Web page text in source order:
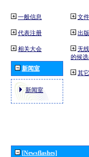
一般信息
代表注册
相关大会
新闻室
新闻室
文件
出
无
的候选
其
[Newsflashes]